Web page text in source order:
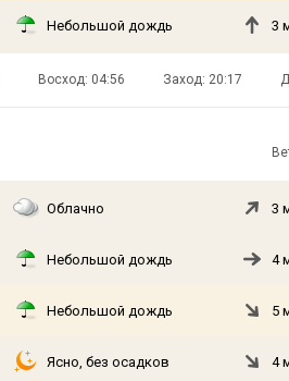
Небольшой дождь 3
Восход: 04:56 Заход: 20:17
Облачно 3
Небольшой дождь 4
Небольшой дождь 5
Ясно, без осадков 4